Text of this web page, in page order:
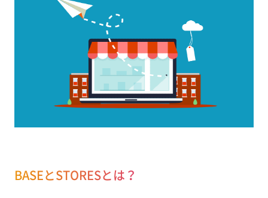
BASEとSTORESとは？